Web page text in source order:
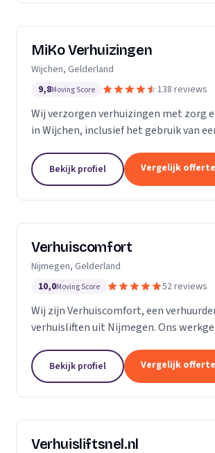
MiKo Verhuizingen
Wijchen, Gelderland
9,8Moving Score 138 reviews
Wij verzorgen verhuizingen met zorg
in Wijchen, inclusief het gebruik van
Bekijk profiel Vergelijk
Verhuiscomfort
Nijmegen, Gelderland
10,0Moving Score 52 reviews
Wij zijn Verhuiscomfort, een
verhuisliften uit Nijmegen. Ons
Bekijk profiel Vergelijk
Verhuisliftsnel.nl